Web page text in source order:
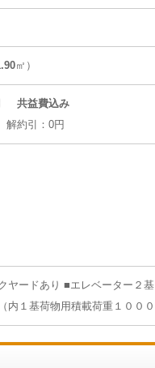
㎡）
共益費込み
約引：0円
ヤードあり ■エレベーター２
内１基荷物用積載荷重１０００